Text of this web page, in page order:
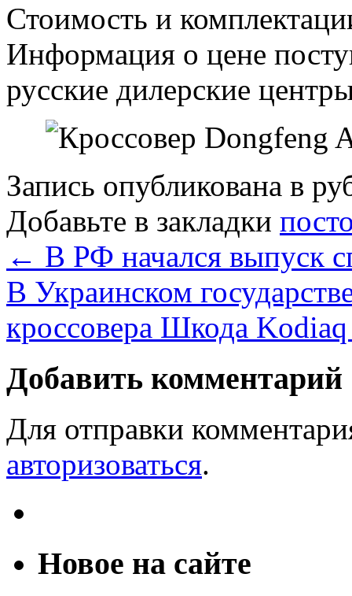
Стоимость и
Информация о цене
русские дилерские
Запись опубликована в
Добавьте в закладки
← В РФ начался выпуск
В Украинском
кроссовера Шкода
Добавить комментарий
Для отправки
авторизоваться.
Новое на сайте